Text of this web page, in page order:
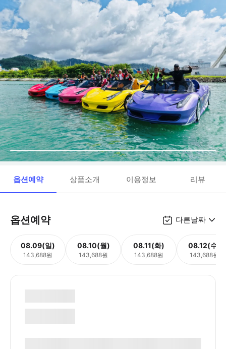
옵션예약 상품소개 이용정보 리뷰
옵션예약 다른날짜
08.09(일)
143,688원
08.10(월)
143,688원
08.11(화)
143,688원
08.12(수)
143,688원